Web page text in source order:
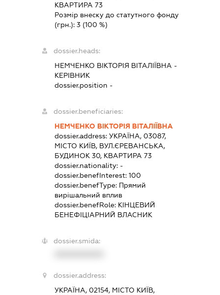
КВАРТИРА 73
Розмір внеску до статутного фонду
(грн.):3 (100 %)
dossier.heads:
НЕМЧЕНКО ВІКТОРІЯ ВІТАЛІЇВНА -
КЕРІВНИК
dossier.position -
dossier.beneficiaries:
НЕМЧЕНКО ВІКТОРІЯ ВІТАЛІЇВНА
dossier.address:УКРАЇНА, 03087,
МІСТО КИЇВ, ВУЛ.ЄРЕВАНСЬКА,
БУДИНОК 30, КВАРТИРА 73
dossier.nationality: -
dossier.benefInterest:100
dossier.benefType: Прямий
вирішальний вплив
dossier.benefRole: КІНЦЕВИЙ
БЕНЕФІЦІАРНИЙ ВЛАСНИК
dossier.smida:
dossier.address:
УКРАЇНА, 02154, МІСТО КИЇВ,